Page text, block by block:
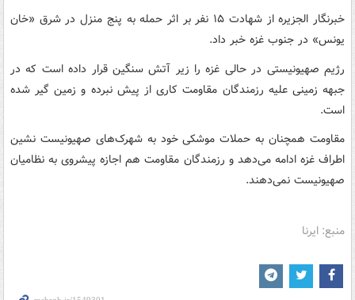
خبرنگار الجزیره از شهادت ۱۵ نفر بر اثر حمله به پنج منزل در شرق «خان
یونس» در جنوب غزه خبر داد.
رژیم صهیونیستی در حالی غزه را زیر آتش سنگین قرار داده است که در
جبهه زمینی علیه رزمندگان مقاومت کاری از پیش نبرده و زمین گیر شده
است.
مقاومت همچنان به حملات موشکی خود به شهرک‌های صهیونیست نشین
اطراف غزه ادامه می‌دهد و رزمندگان مقاومت هم اجازه پیشروی به نظامیان
صهیونیست نمی‌دهند.
منبع: ایرنا